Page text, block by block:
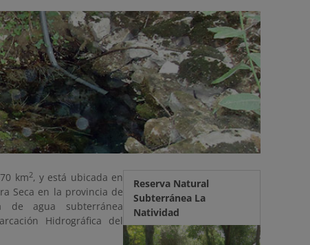
km2, y está ubicada en
Seca en la provincia de
agua subterránea
Hidrográfica del
Reserva Natural
Subterránea La
Natividad